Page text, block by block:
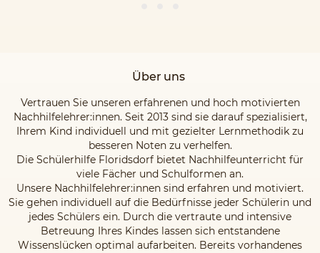
Über uns
Vertrauen Sie unseren erfahrenen und hoch motivierten
Nachhilfelehrer:innen. Seit 2013 sind sie darauf spezialisiert,
Ihrem Kind individuell und mit gezielter Lernmethodik zu
besseren Noten zu verhelfen.
Die Schülerhilfe Floridsdorf bietet Nachhilfeunterricht für
viele Fächer und Schulformen an.
Unsere Nachhilfelehrer:innen sind erfahren und motiviert.
Sie gehen individuell auf die Bedürfnisse jeder Schülerin und
jedes Schülers ein. Durch die vertraute und intensive
Betreuung Ihres Kindes lassen sich entstandene
Wissenslücken optimal aufarbeiten. Bereits vorhandenes